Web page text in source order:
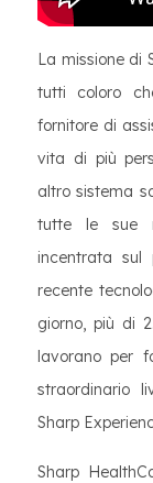
La missione di
tutti coloro
fornitore di
vita di più
altro sistema
tutte le sue
incentrata sul
recente
giorno, più di
lavorano per
straordinario
Sharp
Sharp